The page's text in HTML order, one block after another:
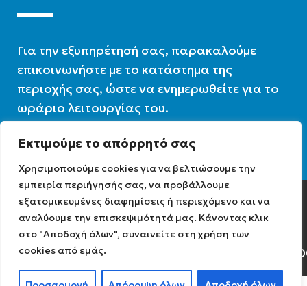
Εκτιμούμε το απόρρητό σας
Χρησιμοποιούμε cookies για να βελτιώσουμε την
εμπειρία περιήγησής σας, να προβάλλουμε
εξατομικευμένες διαφημίσεις ή περιεχόμενο και να
αναλύουμε την επισκεψιμότητά μας. Κάνοντας κλικ
στο "Αποδοχή όλων", συναινείτε στη χρήση των
cookies από εμάς.
Για την εξυπηρέτησή σας, παρακαλούμε
επικοινωνήστε με το κατάστημα της
περιοχής σας, ώστε να ενημερωθείτε για το
ωράριο λειτουργίας του.
Ωράριο λειτουργίας : 07:30 – 16:00
Diathermiki.gr © 2022
Αρ. Γ.Ε.ΜΗ: